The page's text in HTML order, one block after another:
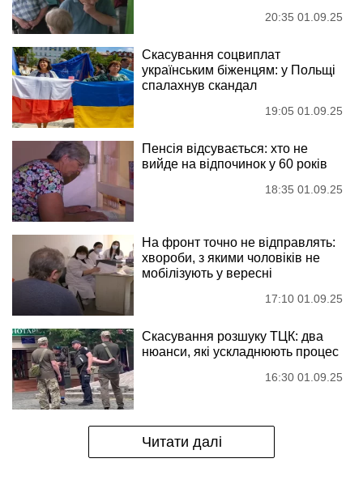
20:35 01.09.25
Скасування соцвиплат
українським біженцям: у Польщі
спалахнув скандал
19:05 01.09.25
Пенсія відсувається: хто не
вийде на відпочинок у 60 років
18:35 01.09.25
На фронт точно не відправлять:
хвороби, з якими чоловіків не
мобілізують у вересні
17:10 01.09.25
Скасування розшуку ТЦК: два
нюанси, які ускладнюють процес
16:30 01.09.25
Читати далі